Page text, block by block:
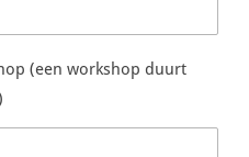
(een workshop duurt